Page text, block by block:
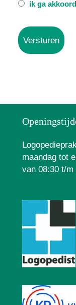
* ik ga
maandag tot
van 08:30 t/m